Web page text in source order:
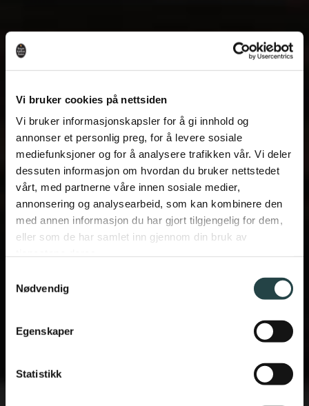
Vi bruker cookies på nettsiden
Vi bruker informasjonskapsler for å gi innhold og
annonser et personlig preg, for å levere sosiale
mediefunksjoner og for å analysere trafikken vår. Vi deler
dessuten informasjon om hvordan du bruker nettstedet
vårt, med partnerne våre innen sosiale medier,
annonsering og analysearbeid, som kan kombinere den
med annen informasjon du har gjort tilgjengelig for dem,
eller som de har samlet inn gjennom din bruk av
Nødvendig
Egenskaper
Statistikk
Norges BESTE PRISER PÅ BORA
BENKEVENTILATORER FREM TIL